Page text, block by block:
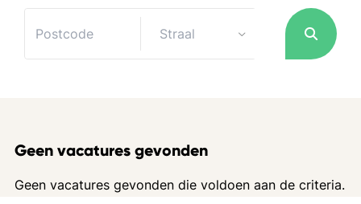
Geen vacatures gevonden
Geen vacatures gevonden die voldoen aan de criteria.